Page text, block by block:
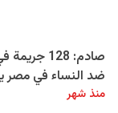
ضد النساء في مصر
منذ شهر